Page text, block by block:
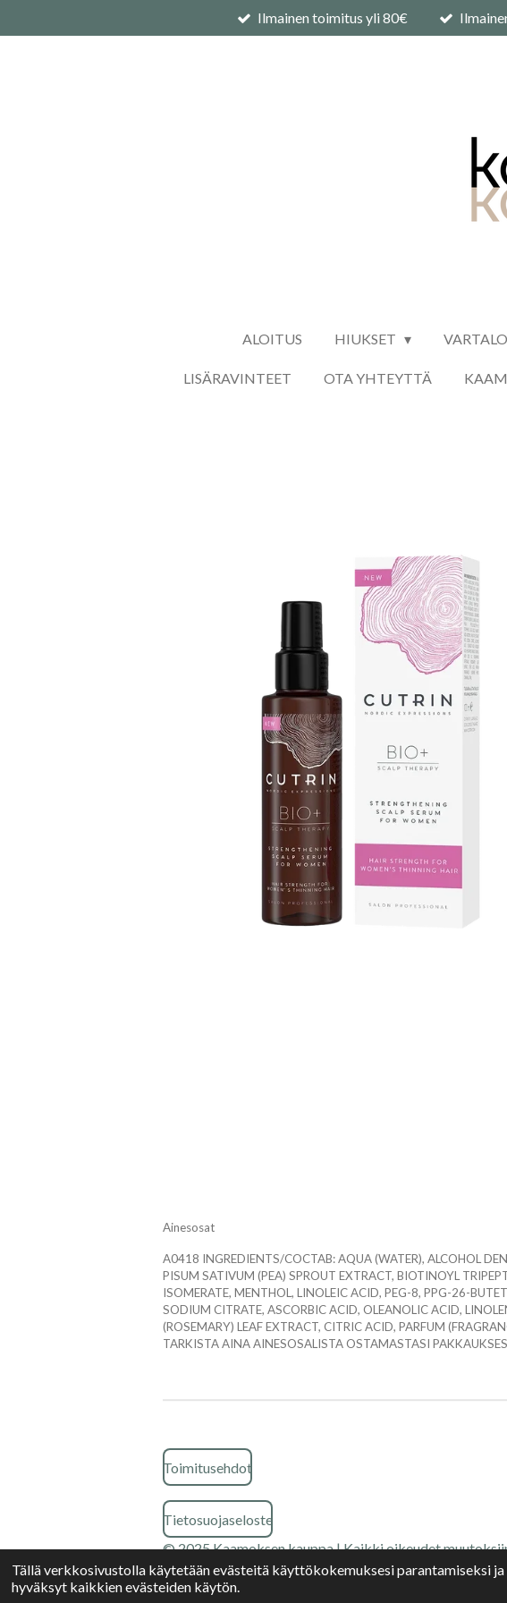
Tällä verkkosivustolla käytetään evästeitä käyttökokemuksesi parantamiseksi
hyväksyt kaikkien evästeiden käytön.
pääsisältöön
Ilmainen toimitus yli 80€
ALOITUS HIUKSET
LISÄRAVINTEET OTA YHTEYTTÄ
Ainesosat
A0418 INGREDIENTS/COCTAB: AQUA (WATER), ALCOHOL
PISUM SATIVUM (PEA) SPROUT EXTRACT, BIOTINOYL
ISOMERATE, MENTHOL, LINOLEIC ACID, PEG-8, PPG-26-
SODIUM CITRATE, ASCORBIC ACID, OLEANOLIC ACID,
(ROSEMARY) LEAF EXTRACT, CITRIC ACID, PARFUM
TARKISTA AINA AINESOSALISTA OSTAMASTASI
Toimitusehdot
Tietosuojaseloste
© 2025 Kaamoksen kauppa | Kaikki oikeudet